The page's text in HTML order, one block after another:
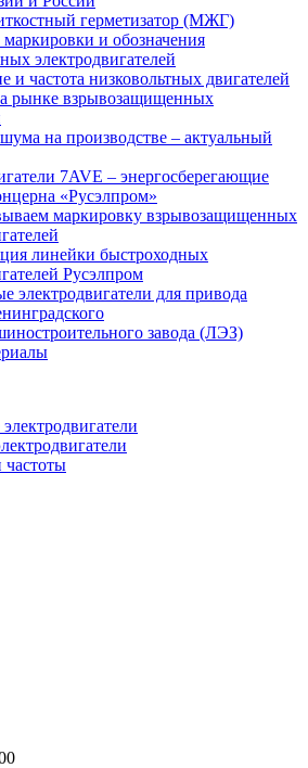
герметизатор (МЖГ)
и обозначения
электродвигателей
и частота низковольтных двигателей
рынке взрывозащищенных
на производстве – актуальный
7AVE – энергосберегающие
«Русэлпром»
маркировку взрывозащищенных
линейки быстроходных
Русэлпром
электродвигатели для привода
завода (ЛЭЗ)
частоты